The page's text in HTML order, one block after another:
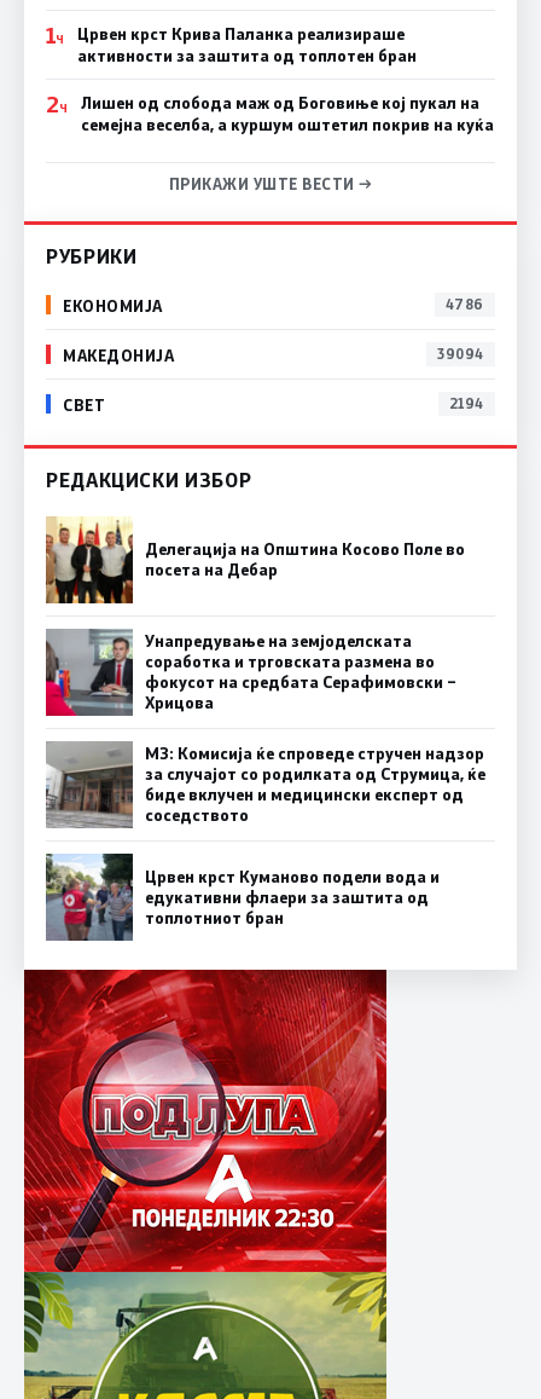
1Ч
Црвен крст Крива Паланка реализираше
активности за заштита од топлотен бран
2Ч
Лишен од слобода маж од Боговиње кој пукал на
семејна веселба, а куршум оштетил покрив на куќа
ПРИКАЖИ УШТЕ ВЕСТИ →
РУБРИКИ
ЕКОНОМИЈА 4786
МАКЕДОНИЈА 39094
СВЕТ 2194
РЕДАКЦИСКИ ИЗБОР
Делегација на Општина Косово Поле во
посета на Дебар
Унапредување на земјоделската
соработка и трговската размена во
фокусот на средбата Серафимовски –
Хрицова
МЗ: Комисија ќе спроведе стручен надзор
за случајот со родилката од Струмица, ќе
биде вклучен и медицински експерт од
соседството
Црвен крст Куманово подели вода и
едукативни флаери за заштита од
топлотниот бран